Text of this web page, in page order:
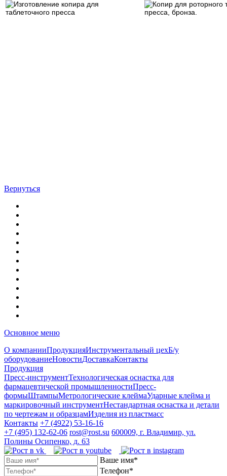
Вернуться
Основное меню
О компанииПродукцияИнструментальный цехБ/у
оборудованиеНовостиДоставкаКонтакты
Продукция
Пресс-инструментТехнологическая оснастка для
фармацевтической промышленностиПресс-
формыШтампыМетрологические клеймаУдарные клейма и
маркировочный инструментНестандартная оснастка и детали
по чертежам и образцамИзделия из пластмасс
Контакты +7 (4922) 53-16-16
+7 (495) 132-62-06 rost@rost.su 600009, г. Владимир, ул.
Полины Осипенко, д. 63
Ваше имя*
Телефон*